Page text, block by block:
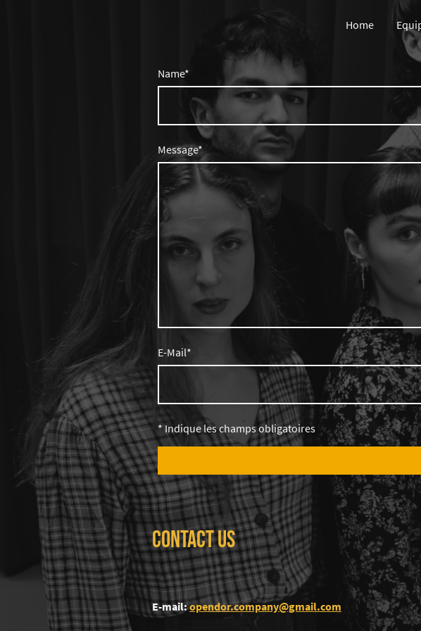
Home
Name*
Message*
E-Mail*
* Indique les champs obligatoires
Contact us
E-mail:opendor.company@gmail.com